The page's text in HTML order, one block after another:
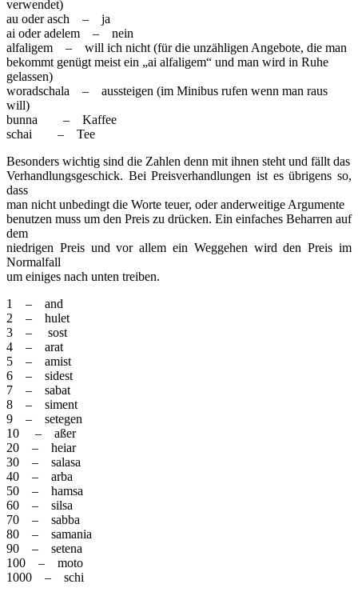
verwendet)
au oder asch – ja
ai oder adelem – nein
alfaligem – will ich nicht (für die unzähligen Angebote, die man
bekommt genügt meist ein „ai alfaligem“ und man wird in Ruhe
gelassen)
woradschala – aussteigen (im Minibus rufen wenn man raus
will)
bunna – Kaffee
schai – Tee
Besonders wichtig sind die Zahlen denn mit ihnen steht und fällt das
Verhandlungsgeschick. Bei Preisverhandlungen ist es übrigens so,
dass
man nicht unbedingt die Worte teuer, oder anderweitige Argumente
benutzen muss um den Preis zu drücken. Ein einfaches Beharren auf
dem
niedrigen Preis und vor allem ein Weggehen wird den Preis im
Normalfall
um einiges nach unten treiben.
1 – and
2 – hulet
3 – sost
4 – arat
5 – amist
6 – sidest
7 – sabat
8 – siment
9 – setegen
10 – aßer
20 – heiar
30 – salasa
40 – arba
50 – hamsa
60 – silsa
70 – sabba
80 – samania
90 – setena
100 – moto
1000 – schi